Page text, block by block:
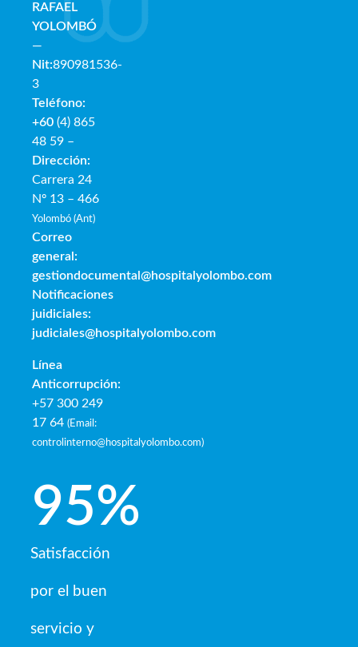
RAFAEL
YOLOMBÓ
—
Nit:890981536-
3
Teléfono:
+60 (4) 865
48 59 –
Dirección:
Carrera 24
Nº 13 – 466
Yolombó (Ant)
Correo
general:
gestiondocumental@hospitalyolombo.com
Notificaciones
juidiciales:
judiciales@hospitalyolombo.com
Línea
Anticorrupción:
+57 300 249
17 64 (Email:
controlinterno@hospitalyolombo.com)
Satisfacción
por el buen
servicio y
95%